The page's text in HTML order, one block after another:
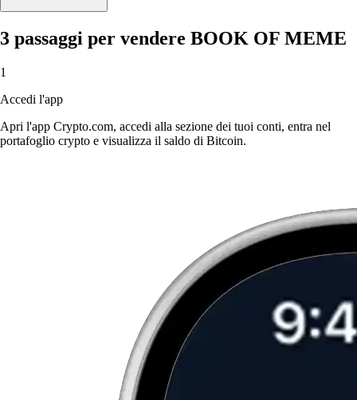
3 passaggi per vendere BOOK OF MEME
1
Accedi l'app
Apri l'app Crypto.com, accedi alla sezione dei tuoi conti, entra nel
portafoglio crypto e visualizza il saldo di Bitcoin.